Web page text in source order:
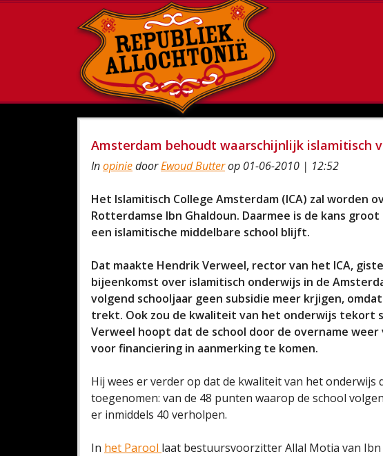
Amsterdam behoudt waarschijnlijk islamitisch
InopiniedoorEwoud Butterop 01-06-2010 | 12:52
Het Islamitisch College Amsterdam (ICA) zal worden
Rotterdamse Ibn Ghaldoun. Daarmee is de kans
een islamitische middelbare school blijft.
Dat maakte Hendrik Verweel, rector van het ICA,
bijeenkomst over islamitisch onderwijs in de
volgend schooljaar geen subsidie meer krjigen,
trekt. Ook zou de kwaliteit van het onderwijs tekort
Verweel hoopt dat de school door de overname
voor financiering in aanmerking te komen.
Hij wees er verder op dat de kwaliteit van het onderwijs
toegenomen: van de 48 punten waarop de school
er inmiddels 40 verholpen.
In het Parool laat bestuursvoorzitter Allal Motia van